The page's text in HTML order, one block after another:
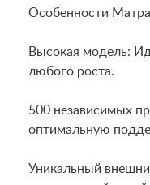
Особенности
Высокая модель:
любого роста.
500 независимых
оптимальную
Уникальный